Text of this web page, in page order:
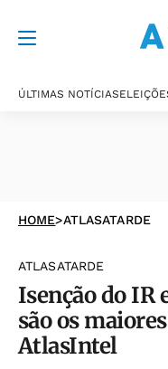
ÚLTIMAS NOTÍCIAS
HOME>ATLASATARDE
ATLASATARDE
Isenção do IR
são os
AtlasIntel